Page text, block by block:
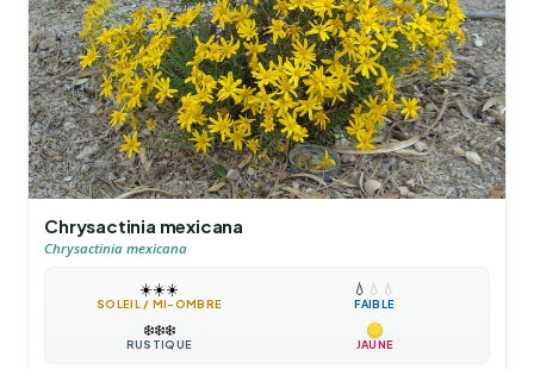
Chrysactinia mexicana
Chrysactinia mexicana
☀️☀️☀️
SOLEIL / MI-OMBRE
💧 💧 💧
FAIBLE
❄️❄️❄️
RUSTIQUE JAUNE